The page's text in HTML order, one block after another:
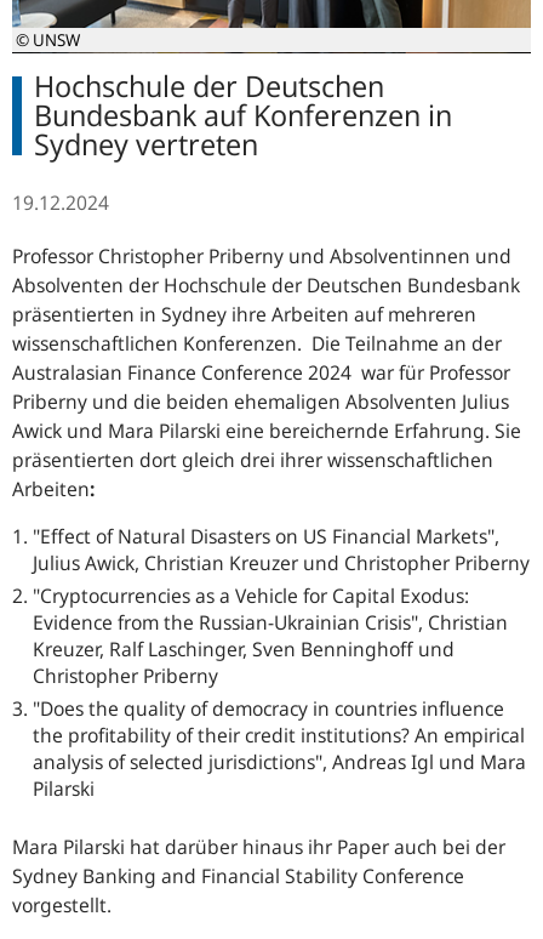
© UNSW
Hochschule der Deutschen
Bundesbank auf Konferenzen in
Sydney vertreten
19.12.2024
Professor Christopher Priberny und Absolventinnen und
Absolventen der Hochschule der Deutschen Bundesbank
präsentierten in Sydney ihre Arbeiten auf mehreren
wissenschaftlichen Konferenzen. Die Teilnahme an der
Australasian Finance Conference 2024 war für Professor
Priberny und die beiden ehemaligen Absolventen Julius
Awick und Mara Pilarski eine bereichernde Erfahrung. Sie
präsentierten dort gleich drei ihrer wissenschaftlichen
Arbeiten:
"Effect of Natural Disasters on US Financial Markets",
Julius Awick, Christian Kreuzer und Christopher Priberny
"Cryptocurrencies as a Vehicle for Capital Exodus:
Evidence from the Russian-Ukrainian Crisis", Christian
Kreuzer, Ralf Laschinger, Sven Benninghoff und
Christopher Priberny
"Does the quality of democracy in countries influence
the profitability of their credit institutions? An empirical
analysis of selected jurisdictions", Andreas Igl und Mara
Pilarski
Mara Pilarski hat darüber hinaus ihr Paper auch bei der
Sydney Banking and Financial Stability Conference
vorgestellt.